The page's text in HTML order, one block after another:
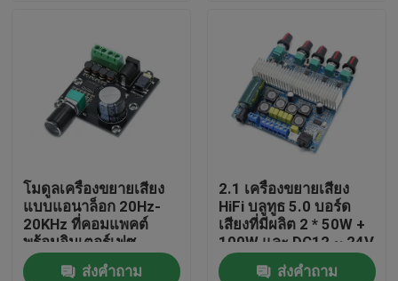
เกี่ยวกับเรา
ทัวร์โรงงาน
ติดต่อเรา
โมดูลเครื่องขยายเสียง
แบบแอนาล็อก 20Hz-
20KHz ที่คอมแพคต์
พร้อมอินเตอร์เฟซ
3.5mm และสีเงิน
ส่งคำถาม
2.1 เครื่องขยายเสียง
HiFi บลูทูธ 5.0 บอร์ด
เสียงที่มีผลิต 2 * 50W +
100W และ DC12 ~ 24V
พลังงาน
ส่งคำถาม